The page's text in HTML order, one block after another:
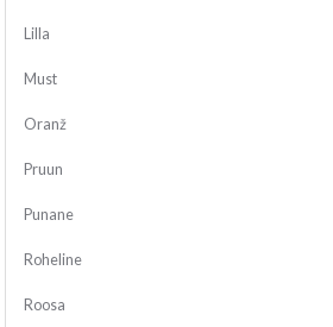
Lilla
Must
Oranž
Pruun
Punane
Roheline
Roosa